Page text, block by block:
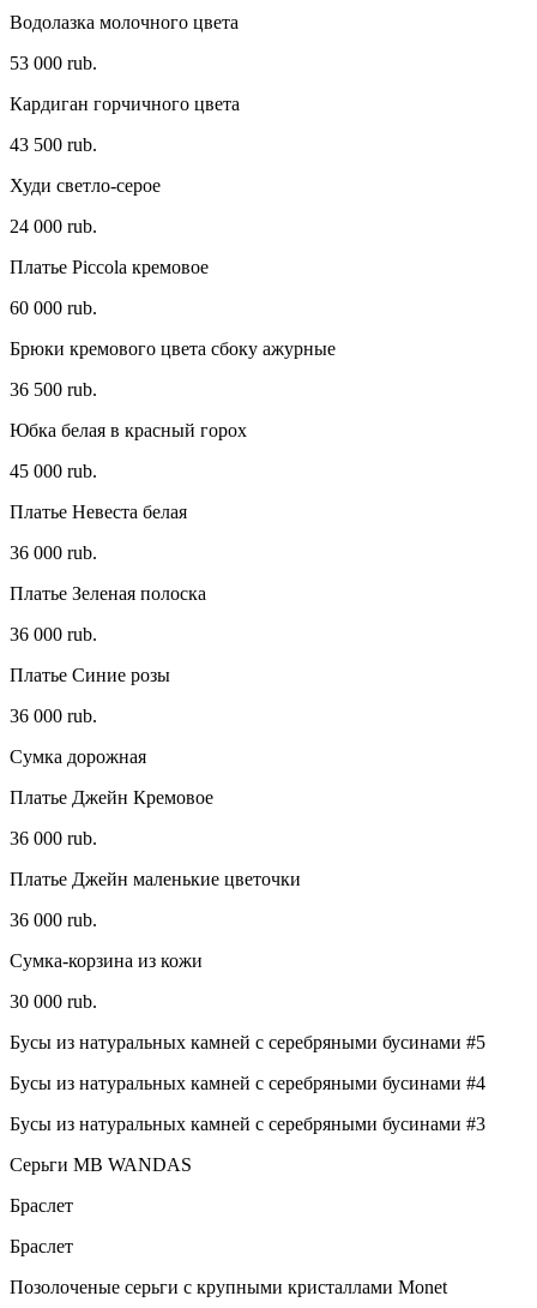
Водолазка молочного цвета
53 000 rub.
Кардиган горчичного цвета
43 500 rub.
Худи светло-серое
24 000 rub.
Платье Piccola кремовое
60 000 rub.
Брюки кремового цвета сбоку ажурные
36 500 rub.
Юбка белая в красный горох
45 000 rub.
Платье Невеста белая
36 000 rub.
Платье Зеленая полоска
36 000 rub.
Платье Синие розы
36 000 rub.
Сумка дорожная
Платье Джейн Кремовое
36 000 rub.
Платье Джейн маленькие цветочки
36 000 rub.
Сумка-корзина из кожи
30 000 rub.
Бусы из натуральных камней с серебряными бусинами #5
Бусы из натуральных камней с серебряными бусинами #4
Бусы из натуральных камней с серебряными бусинами #3
Серьги MB WANDAS
Браслет
Браслет
Позолоченые серьги с крупными кристаллами Monet